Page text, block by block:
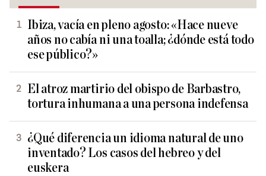
Ibiza, vacía en pleno agosto: «Hace nueve
años no cabía ni una toalla; ¿dónde está todo
ese público?»
El atroz martirio del obispo de Barbastro,
tortura inhumana a una persona indefensa
¿Qué diferencia un idioma natural de uno
inventado? Los casos del hebreo y del
euskera